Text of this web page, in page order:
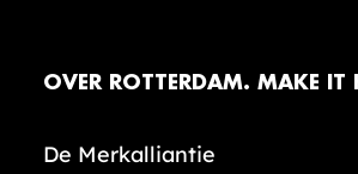
OVER ROTTERDAM. MAKE IT
De Merkalliantie